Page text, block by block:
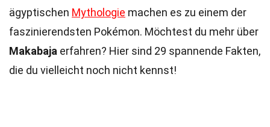
ägyptischen Mythologie machen es zu einem der
faszinierendsten Pokémon. Möchtest du mehr über
Makabaja erfahren? Hier sind 29 spannende Fakten,
die du vielleicht noch nicht kennst!